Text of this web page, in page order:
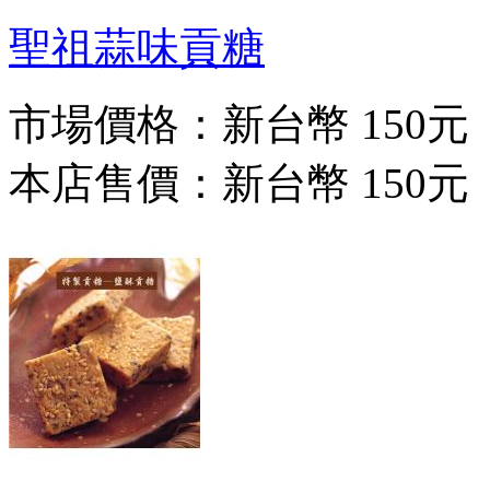
聖祖蒜味貢糖
市場價格： 新台幣 150元
本店售價： 新台幣 150元